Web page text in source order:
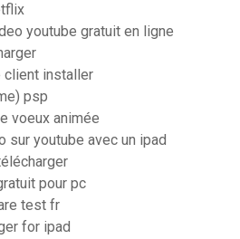
youtube gratuit en ligne
client installer
psp
voeux animée
sur youtube avec un ipad
pour pc
test fr
for ipad